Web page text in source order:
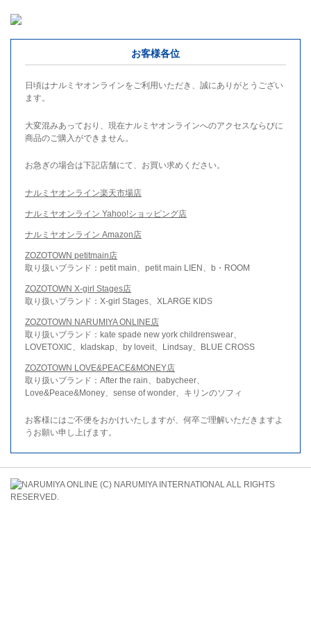
お客様各位
日頃はナルミヤオンラインをご利用いただき、誠にありがとうござい
ます。
大変混みあっており、現在ナルミヤオンラインへのアクセスならびに
商品のご購入ができません。
お急ぎの場合は下記店舗にて、お買い求めください。
ナルミヤオンライン楽天市場店
ナルミヤオンライン Yahoo!ショッピング店
ナルミヤオンライン Amazon店
ZOZOTOWN petitmain店
取り扱いブランド：petit main、petit main LIEN、b・ROOM
ZOZOTOWN X-girl Stages店
取り扱いブランド：X-girl Stages、XLARGE KIDS
ZOZOTOWN NARUMIYA ONLINE店
取り扱いブランド：kate spade new york childrenswear、
LOVETOXIC、kladskap、by loveit、Lindsay、BLUE CROSS
ZOZOTOWN LOVE&PEACE&MONEY店
取り扱いブランド：After the rain、babycheer、
Love&Peace&Money、sense of wonder、キリンのソフィ
お客様にはご不便をおかけいたしますが、何卒ご理解いただきますよ
うお願い申し上げます。